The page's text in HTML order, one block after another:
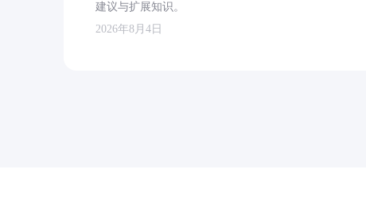
建议与扩展知识。
2026年8月4日